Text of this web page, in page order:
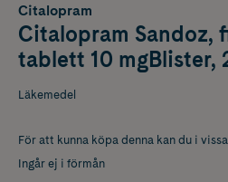
Citalopram
Citalopram Sandoz,
tablett 10 mgBlister,
Läkemedel
För att kunna köpa denna kan du i
Ingår ej i förmån